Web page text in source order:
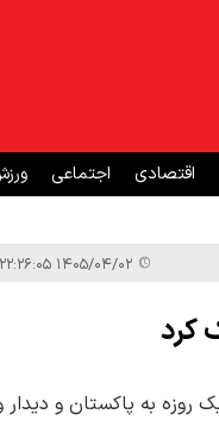
اقتصادی اجتماعی
کرد
به پاکستان و دیدار و